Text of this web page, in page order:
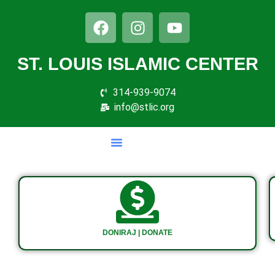
ST. LOUIS ISLAMIC CENTER
314-939-9074
info@stlic.org
DONIRAJ | DONATE